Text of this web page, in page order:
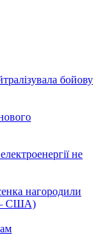
бойову
не
нагородили
– США)